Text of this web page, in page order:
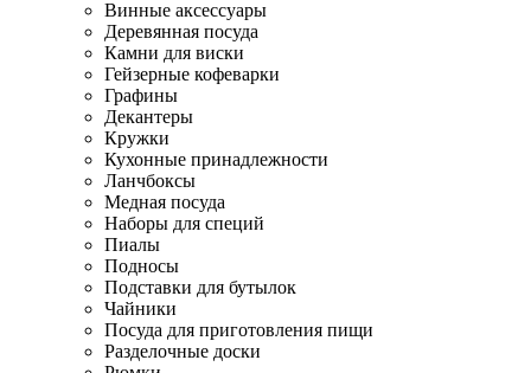
Винные аксессуары
Деревянная посуда
Камни для виски
Гейзерные кофеварки
Графины
Декантеры
Кружки
Кухонные принадлежности
Ланчбоксы
Медная посуда
Наборы для специй
Пиалы
Подносы
Подставки для бутылок
Чайники
Посуда для приготовления пищи
Разделочные доски